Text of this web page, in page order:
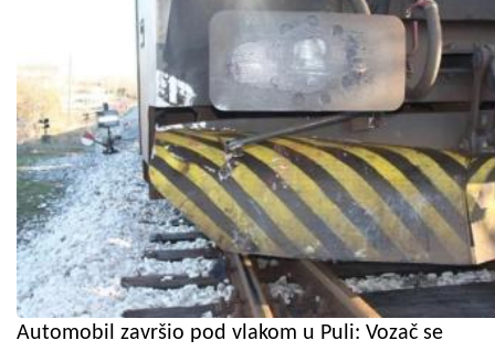
Automobil završio pod vlakom u Puli: Vozač se